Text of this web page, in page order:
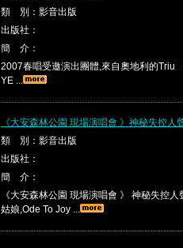
類 別：影音出版
出版社：
簡 介：
2007春唱受邀演出團體,來自奧地利的Triu
YE ...
《大安森林公園 現場演唱會 》神秘失控人
類 別：影音出版
出版社：
簡 介：
《大安森林公園 現場演唱會 》 神秘失控
姑娘,Ode To Joy ...